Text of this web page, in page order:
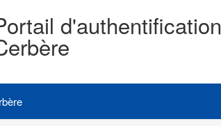
d'authentification